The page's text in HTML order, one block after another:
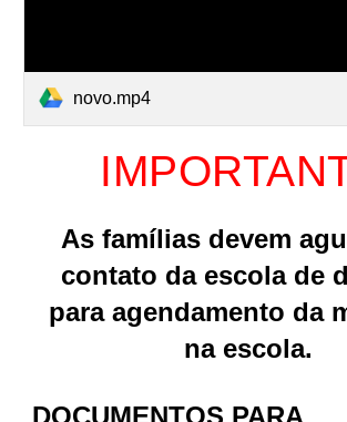
novo.mp4
As famílias devem
contato da escola de
para agendamento da
na escola.
DOCUMENTOS PARA